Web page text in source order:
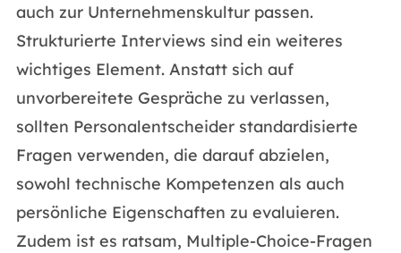
auch zur Unternehmenskultur passen.
Strukturierte Interviews sind ein weiteres
wichtiges Element. Anstatt sich auf
unvorbereitete Gespräche zu verlassen,
sollten Personalentscheider standardisierte
Fragen verwenden, die darauf abzielen,
sowohl technische Kompetenzen als auch
persönliche Eigenschaften zu evaluieren.
Zudem ist es ratsam, Multiple-Choice-Fragen